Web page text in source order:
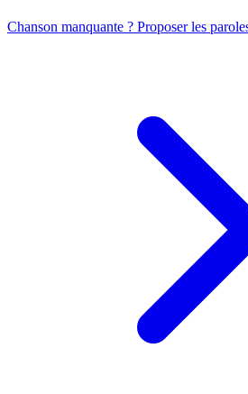
Chanson manquante ? Proposer les